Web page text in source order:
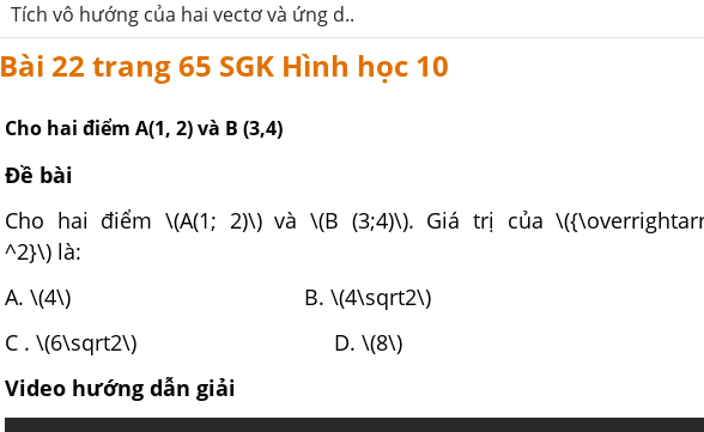
Tích vô hướng của hai vectơ và ứng d..
Bài 22 trang 65 SGK Hình học 10
Cho hai điểm A(1, 2) và B (3,4)
Đề bài
Cho hai điểm \(A(1; 2)\) và \(B (3;4)\). Giá trị của
^2}\) là:
A. \(4\) B. \(4\sqrt2\)
C . \(6\sqrt2\) D. \(8\)
Video hướng dẫn giải